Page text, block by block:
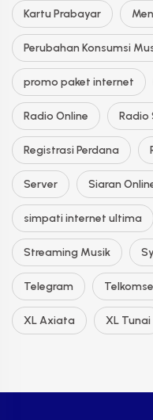
Kartu Prabayar
Perubahan Konsumsi
promo paket internet
Radio Online Radio
Registrasi Perdana
Server Siaran
simpati internet ultima
Streaming Musik
Telegram
XL Axiata XL Tunai